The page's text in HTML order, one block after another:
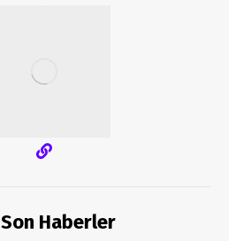
Son Haberler